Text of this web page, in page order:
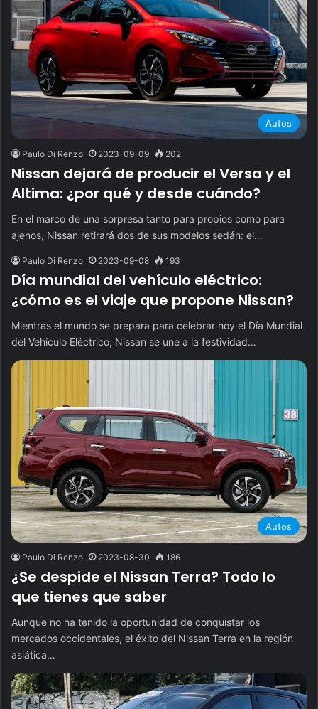
Autos
Paulo Di Renzo 2023-09-09 202
Nissan dejará de producir el Versa y el
Altima: ¿por qué y desde cuándo?
En el marco de una sorpresa tanto para propios como para
ajenos, Nissan retirará dos de sus modelos sedán: el…
Paulo Di Renzo 2023-09-08 193
Día mundial del vehículo eléctrico:
¿cómo es el viaje que propone Nissan?
Mientras el mundo se prepara para celebrar hoy el Día Mundial
del Vehículo Eléctrico, Nissan se une a la festividad…
Autos
Paulo Di Renzo 2023-08-30 186
¿Se despide el Nissan Terra? Todo lo
que tienes que saber
Aunque no ha tenido la oportunidad de conquistar los
mercados occidentales, el éxito del Nissan Terra en la región
asiática…